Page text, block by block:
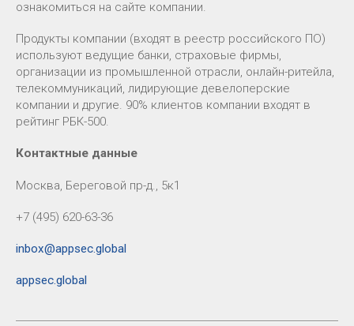
ознакомиться на сайте компании.
Продукты компании (входят в реестр российского ПО)
используют ведущие банки, страховые фирмы,
организации из промышленной отрасли, онлайн-ритейла,
телекоммуникаций, лидирующие девелоперские
компании и другие. 90% клиентов компании входят в
рейтинг РБК-500.
Контактные данные
Москва, Береговой пр-д., 5к1
+7 (495) 620-63-36
inbox@appsec.global
appsec.global